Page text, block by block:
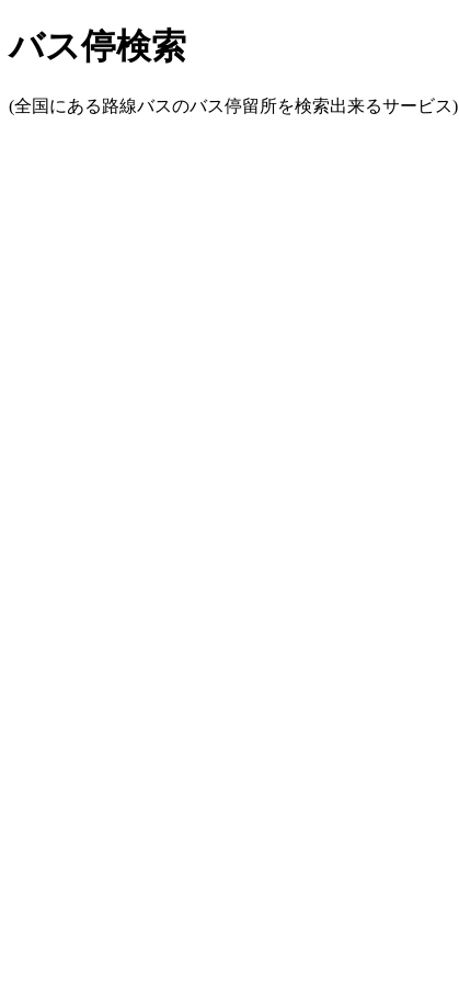
バス停検索
(全国にある路線バスのバス停留所を検索出来るサービス)